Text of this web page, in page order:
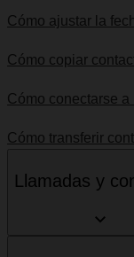
Cómo ajustar la
Cómo copiar
Cómo conectarse a
Cómo transferir
Llamadas y